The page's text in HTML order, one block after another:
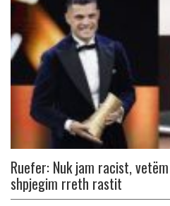
Ruefer: Nuk jam racist,
shpjegim rreth rastit